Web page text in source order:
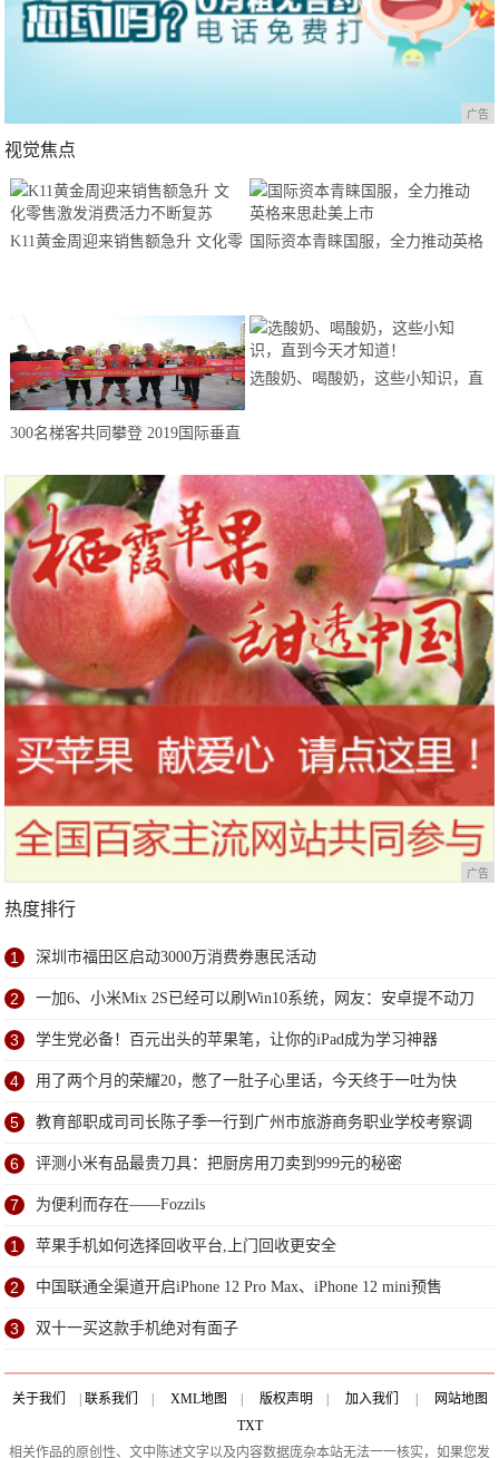
广告
视觉焦点
K11黄金周迎来销售额急升 文化零 国际资本青睐国服，全力推动英格
300名梯客共同攀登 2019国际垂直
站欢乐开跑
选酸奶、喝酸奶，这些小知识，直
广告
热度排行
1 深圳市福田区启动3000万消费券惠民活动
2 一加6、小米Mix 2S已经可以刷Win10系统，网友：安卓提不动刀
了？
3 学生党必备！百元出头的苹果笔，让你的iPad成为学习神器
4 用了两个月的荣耀20，憋了一肚子心里话，今天终于一吐为快
5 教育部职成司司长陈子季一行到广州市旅游商务职业学校考察调
研
6 评测小米有品最贵刀具：把厨房用刀卖到999元的秘密
7 为便利而存在——Fozzils
1 苹果手机如何选择回收平台,上门回收更安全
2 中国联通全渠道开启iPhone 12 Pro Max、iPhone 12 mini预售
3 双十一买这款手机绝对有面子
关于我们 | 联系我们 | XML地图 | 版权声明 | 加入我们 |
网站地图
TXT
相关作品的原创性、文中陈述文字以及内容数据庞杂本站无法一一核实，如果您发